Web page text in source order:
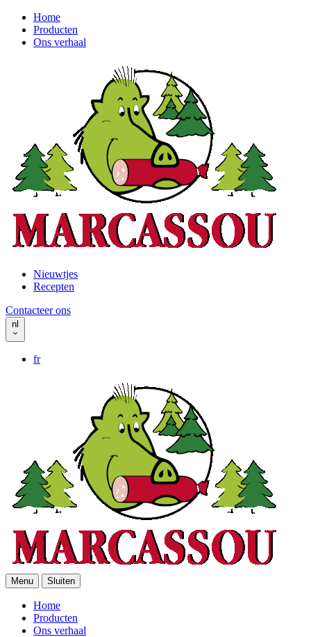
naar
Header
Home
Producten
Ons verhaal
Header
right
Nieuwtjes
Recepten
Contacteer ons
nl
fr
Menu Sluiten
Header
Home
Producten
Ons verhaal